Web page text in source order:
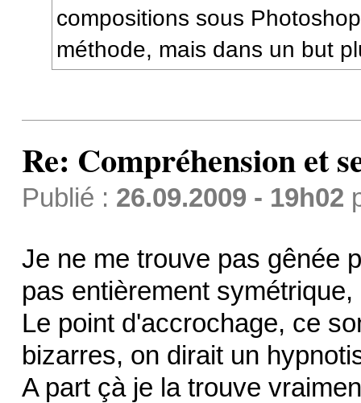
compositions sous
méthode, mais dans un but
Re: Compréhension et
Publié : 26.09.2009 - 19h02
Je ne me trouve pas gênée
pas entièrement
Le point d'accrochage, ce
bizarres, on dirait un
A part çà je la trouve